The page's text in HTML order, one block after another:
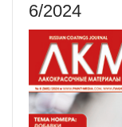
6/2024